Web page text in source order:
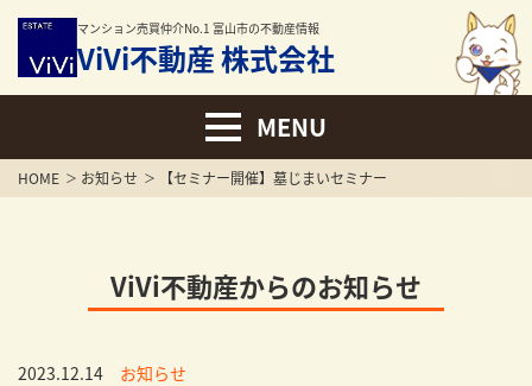
マンション売買仲介No.1 富山市の不動産情報
ViVi不動産 株式会社
HOME お知らせ 【セミナー開催】墓じまいセミナー
ViVi不動産からのお知らせ
2023.12.14 お知らせ